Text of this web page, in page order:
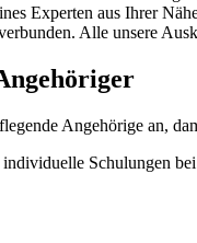
Experten aus Ihrer
Alle unsere
Angehörige an,
Schulungen